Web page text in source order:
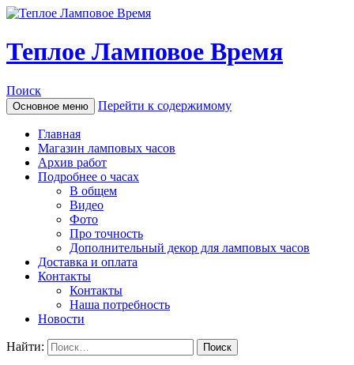
Теплое Ламповое Время
Поиск
Основное меню Перейти к содержимому
Главная
Магазин ламповых часов
Архив работ
Подробнее о часах
В общем
Видео
Фото
Про точность
Дополнительный декор для ламповых часов
Доставка и оплата
Контакты
Контакты
Наша потребность
Новости
Найти: